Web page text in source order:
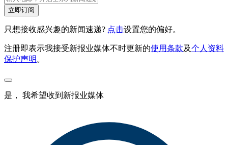
立即订阅
只想接收感兴趣的新闻速递? 点击设置您的偏好。
注册即表示我接受新报业媒体不时更新的使用条款及个人资料
保护声明 。
是， 我希望收到新报业媒体